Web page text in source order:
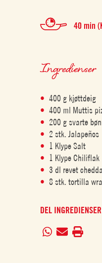
40 min
Ingredienser
400 g kjøttdeig
400 ml Muttis
200 g svarte
2 stk. Jalapeños
1 Klype Salt
1 Klype Chiliflak
3 dl revet
8 stk. tortilla
DEL INGREDIENSER